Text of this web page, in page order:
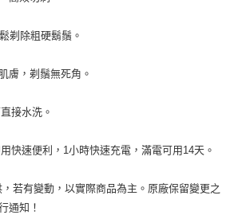
剃除粗硬鬍鬚。
膚，剃鬚無死角。
接水洗。
快速便利，1小時快速充電，滿電可用14天。
若有變動，以實際商品為主。原廠保留變更之
通知！